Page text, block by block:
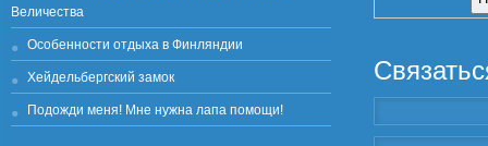
Величества
Особенности отдыха в Финляндии
Хейдельбергский замок
Подожди меня! Мне нужна лапа помощи!